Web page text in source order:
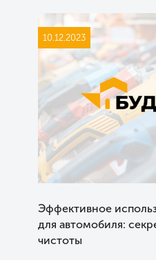
10.12.2023
Эффективное
для автомобиля:
чистоты